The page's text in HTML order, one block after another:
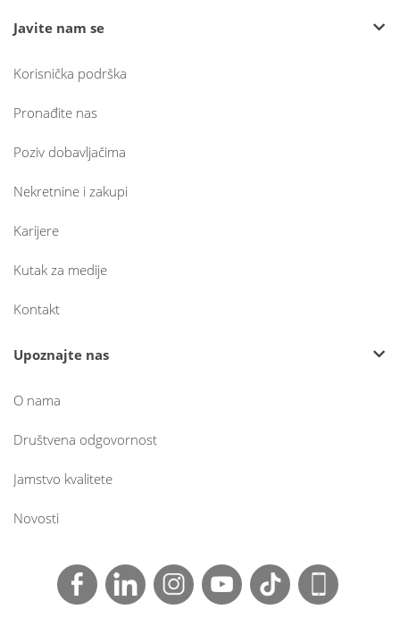
Javite nam se
Korisnička podrška
Pronađite nas
Poziv dobavljačima
Nekretnine i zakupi
Karijere
Kutak za medije
Kontakt
Upoznajte nas
O nama
Društvena odgovornost
Jamstvo kvalitete
Novosti